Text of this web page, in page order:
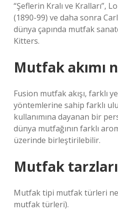
“Şeflerin Kralı ve Kralları”,
(1890-99) ve daha sonra
dünya çapında mutfak
Kitters.
Mutfak akımı
Fusion mutfak akışı, farklı
yöntemlerine sahip farklı
kullanımına dayanan bir
dünya mutfağının farklı
üzerinde birleştirilebilir.
Mutfak
Mutfak tipi mutfak türleri
mutfak türleri).